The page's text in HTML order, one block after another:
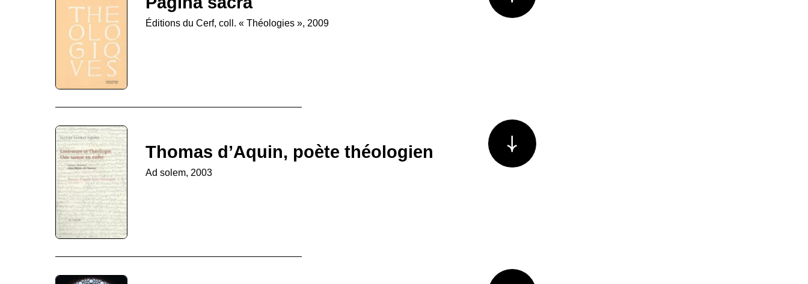
Éditions du Cerf, coll. « Théologies », 2009
Thomas d’Aquin, poète théologien
Ad solem, 2003
Voir plus/moins d'information sur le livre
Voir plus/moins d'information sur le livre